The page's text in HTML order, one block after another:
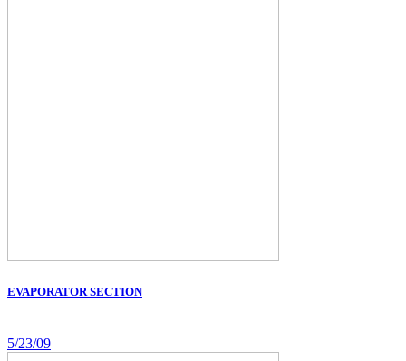
EVAPORATOR SECTION
5/23/09